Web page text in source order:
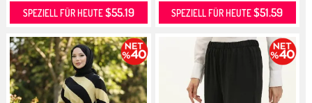
SPEZIELL FÜR HEUTE$55.19 SPEZIELL FÜR HEUTE$51.59